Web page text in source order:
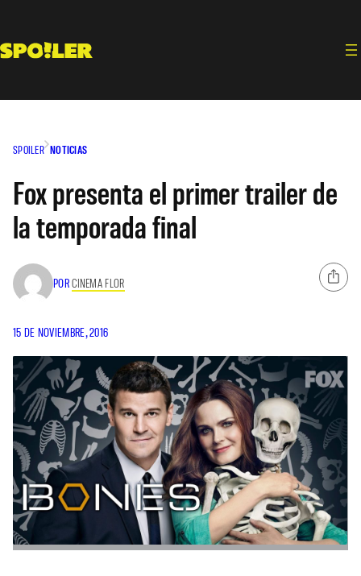
contenido
SPOILER NOTICIAS
Fox presenta el primer trailer de
la temporada final
PORCINEMA FLOR
15 DE NOVIEMBRE, 2016